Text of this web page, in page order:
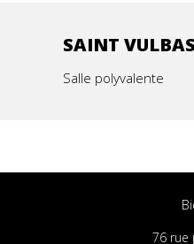
SAINT VULBAS
Salle polyvalente
76 rue